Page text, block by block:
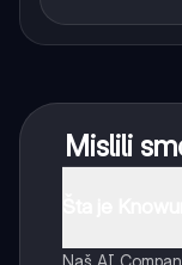
Mislili
Naš AI